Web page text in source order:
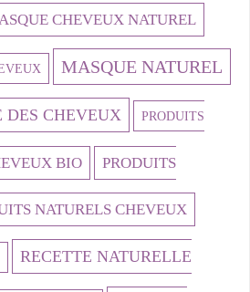
CHEVEUX NATUREL
MASQUE NATUREL
DES CHEVEUX PRODUITS
BIO PRODUITS
NATURELS CHEVEUX
RECETTE NATURELLE